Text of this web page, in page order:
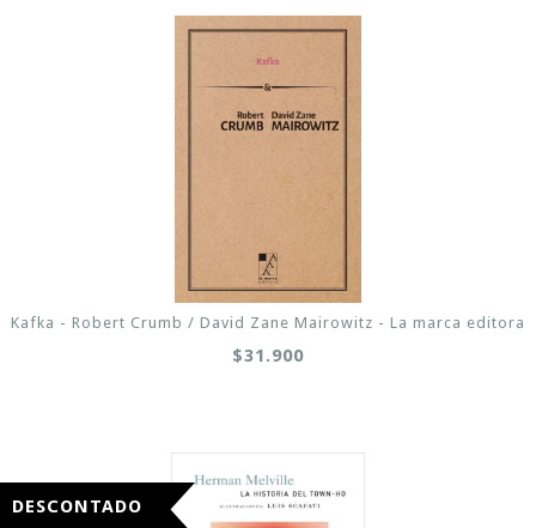
Kafka - Robert Crumb / David Zane Mairowitz - La marca editora
$31.900
DESCONTADO